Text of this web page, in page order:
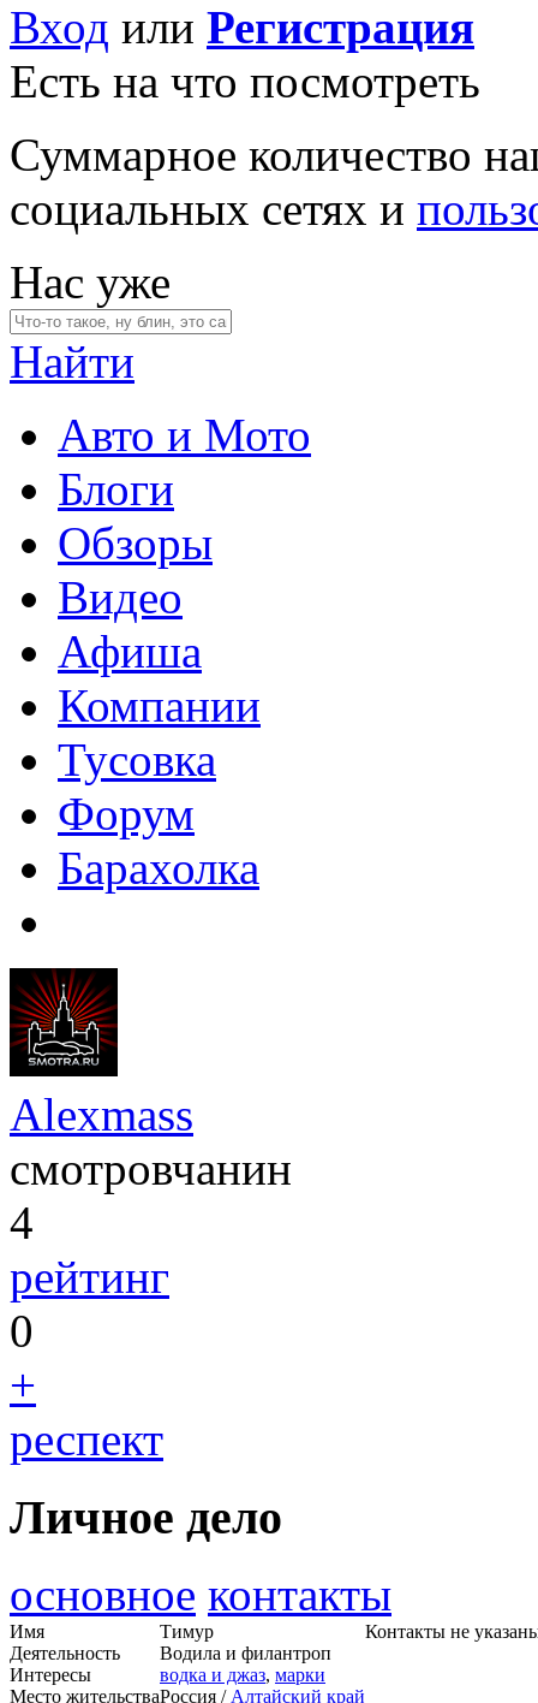
Вход или Регистрация
Есть на что посмотреть
Суммарное количество
социальных сетях и
Нас уже
Найти
Авто и Мото
Блоги
Обзоры
Видео
Афиша
Компании
Тусовка
Форум
Барахолка
Alexmass
смотровчанин
4
рейтинг
0
+
респект
Личное дело
основное контакты
Имя
Тимур
Деятельность
Водила и филантроп
Интересы
водка и джаз, марки
Место жительстваРоссия /Алтайский край
Контакты не